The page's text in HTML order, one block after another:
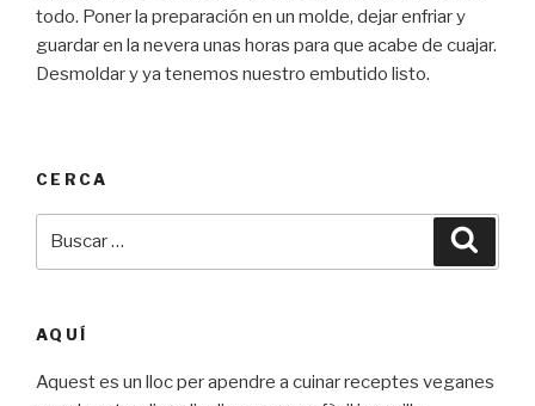
todo. Poner la preparación en un molde, dejar enfriar y
guardar en la nevera unas horas para que acabe de cuajar.
Desmoldar y ya tenemos nuestro embutido listo.
CERCA
AQUÍ
Aquest es un lloc per apendre a cuinar receptes veganes